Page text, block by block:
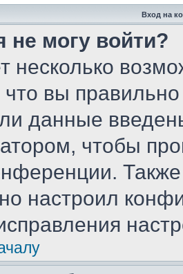
Вход на
не могу войти?
несколько
что вы
данные
чтобы
настроил